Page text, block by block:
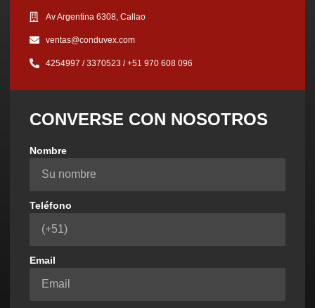
Av Argentina 6308, Callao
ventas@conduvex.com
4254997 / 3370523 / ‪+51 970 608 096‬
CONVERSE CON NOSOTROS
Nombre
Teléfono
Email